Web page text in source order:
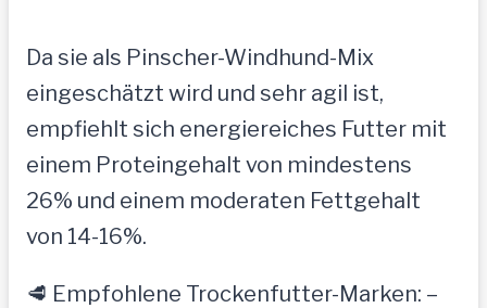
Da sie als Pinscher-Windhund-Mix
eingeschätzt wird und sehr agil ist,
empfiehlt sich energiereiches Futter mit
einem Proteingehalt von mindestens
26% und einem moderaten Fettgehalt
von 14-16%.
🥩 Empfohlene Trockenfutter-Marken: –